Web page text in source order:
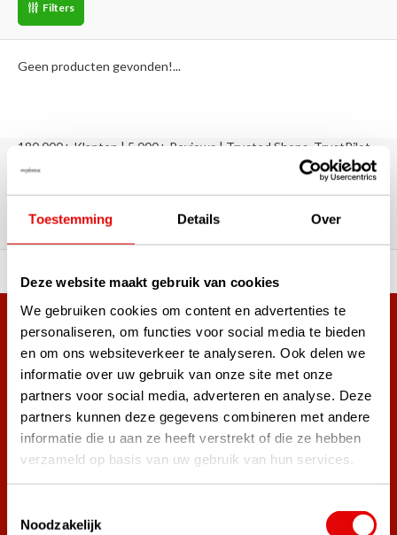
Toestemming Details Over
Deze website maakt gebruik van cookies
We gebruiken cookies om content en advertenties te
personaliseren, om functies voor social media te bieden
en om ons websiteverkeer te analyseren. Ook delen we
informatie over uw gebruik van onze site met onze
partners voor social media, adverteren en analyse. Deze
partners kunnen deze gegevens combineren met andere
informatie die u aan ze heeft verstrekt of die ze hebben
verzameld op basis van uw gebruik van hun services.
Noodzakelijk
Filters
Geen producten gevonden!...
180.000+ Klanten | 5.000+ Reviews | Trusted Shops, TrustPilot,
Reviews: Onze klanten aan het
woord
Meer dan 38.000 klanten hebben zich al
aangemeld.
Word ook lid van de nieuwsbrief en mis nooit meer de beste
golf aanbiedingen!